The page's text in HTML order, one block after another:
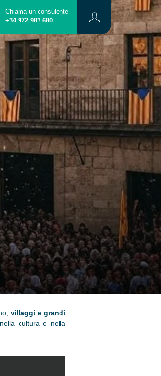
Chiama un consulente
+34 972 983 680
villaggi e grandi
cultura e nella